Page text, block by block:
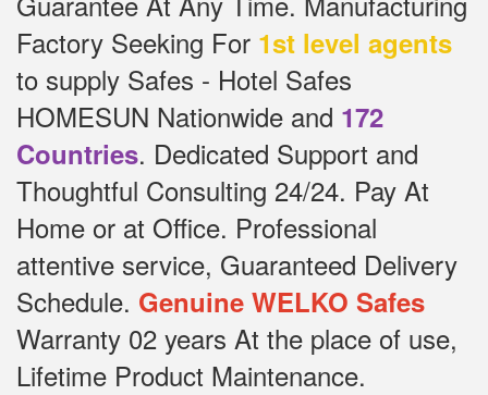
Factory Seeking For 1st level agents
to supply Safes - Hotel Safes
HOMESUN Nationwide and 172
Countries. Dedicated Support and
Thoughtful Consulting 24/24. Pay At
Home or at Office. Professional
attentive service, Guaranteed Delivery
Schedule. Genuine WELKO Safes
Warranty 02 years At the place of use,
Lifetime Product Maintenance.